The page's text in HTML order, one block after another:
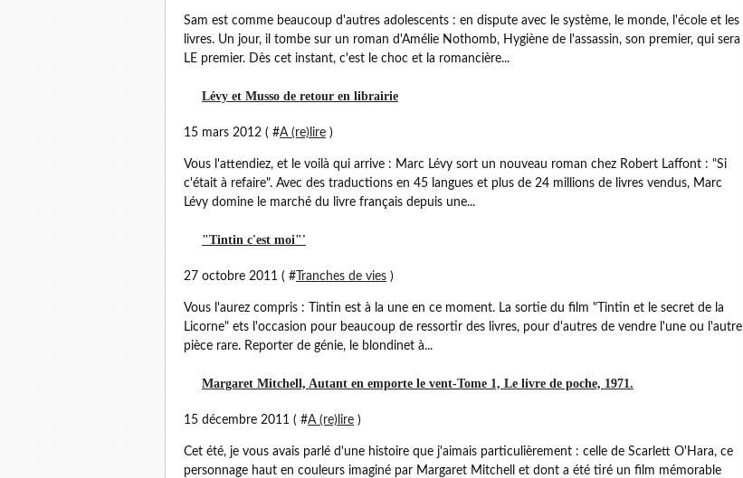
Sam est comme beaucoup d'autres adolescents : en dispute avec le système, le monde, l'école et les
livres. Un jour, il tombe sur un roman d'Amélie Nothomb, Hygiène de l'assassin, son premier, qui sera
LE premier. Dès cet instant, c'est le choc et la romancière...
Lévy et Musso de retour en librairie
15 mars 2012 ( #A (re)lire )
Vous l'attendiez, et le voilà qui arrive : Marc Lévy sort un nouveau roman chez Robert Laffont : "Si
c'était à refaire". Avec des traductions en 45 langues et plus de 24 millions de livres vendus, Marc
Lévy domine le marché du livre français depuis une...
"Tintin c'est moi"'
27 octobre 2011 ( # Tranches de vies )
Vous l'aurez compris : Tintin est à la une en ce moment. La sortie du film "Tintin et le secret de la
Licorne" ets l'occasion pour beaucoup de ressortir des livres, pour d'autres de vendre l'une ou l'autre
pièce rare. Reporter de génie, le blondinet à...
Margaret Mitchell, Autant en emporte le vent-Tome 1, Le livre de poche, 1971.
15 décembre 2011 ( #A (re)lire )
Cet été, je vous avais parlé d'une histoire que j'aimais particulièrement : celle de Scarlett O'Hara, ce
personnage haut en couleurs imaginé par Margaret Mitchell et dont a été tiré un film mémorable